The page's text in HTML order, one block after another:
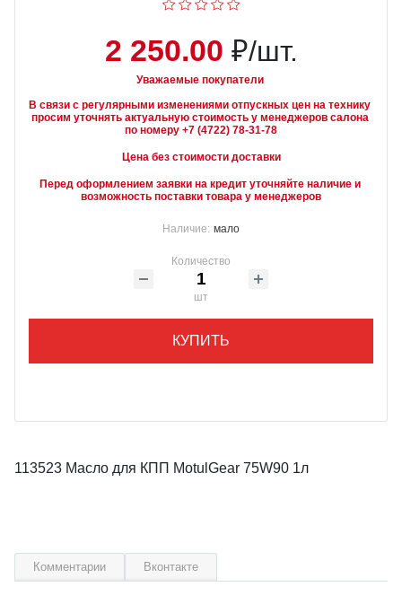
2 250.00 ₽/шт.
Уважаемые покупатели
В связи с регулярными изменениями отпускных цен на технику
просим уточнять актуальную стоимость у менеджеров салона
Цена без стоимости доставки
Перед оформлением заявки на кредит уточняйте наличие и
возможность поставки товара у менеджеров
Наличие: мало
Количество
шт
КУПИТЬ
113523 Масло для КПП MotulGear 75W90 1л
Комментарии Вконтакте